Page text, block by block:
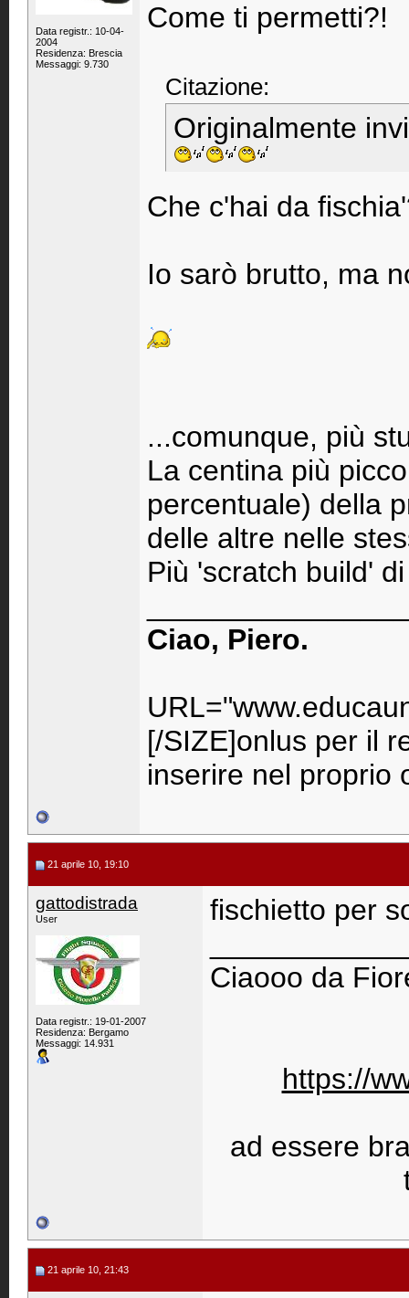
Data registr.: 10-04-
2004
Residenza: Brescia
Messaggi: 9.730
Come ti permetti?!
Citazione:
Originalmente
Che c'hai da
Io sarò brutto, ma
...comunque, più
La centina più
percentuale) della
delle altre nelle
Più 'scratch build'
Ciao, Piero.
[/SIZE]onlus per il
inserire nel proprio
21 aprile 10, 19:10
gattodistrada
User
Data registr.: 19-01-2007
Residenza: Bergamo
Messaggi: 14.931
fischietto per
Ciaooo da
https://
ad essere
21 aprile 10, 21:43